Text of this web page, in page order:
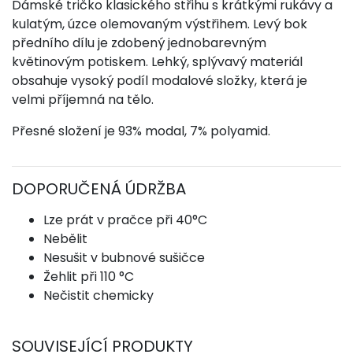
Dámské tričko klasického střihu s krátkými rukávy a
kulatým, úzce olemovaným výstřihem. Levý bok
předního dílu je zdobený jednobarevným
květinovým potiskem. Lehký, splývavý materiál
obsahuje vysoký podíl modalové složky, která je
velmi příjemná na tělo.
Přesné složení je 93% modal, 7% polyamid.
DOPORUČENÁ ÚDRŽBA
Lze prát v pračce při 40°C
Nebělit
Nesušit v bubnové sušičce
Žehlit při 110 °C
Nečistit chemicky
SOUVISEJÍCÍ PRODUKTY